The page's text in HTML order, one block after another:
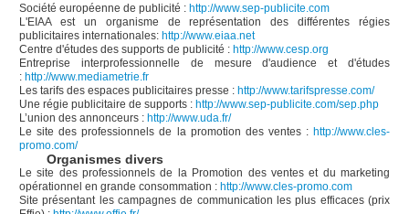
Société européenne de publicité : http://www.sep-publicite.com
L'EIAA est un organisme de représentation des différentes régies
publicitaires internationales: http://www.eiaa.net
Centre d'études des supports de publicité : http://www.cesp.org
Entreprise interprofessionnelle de mesure d'audience et d'études
: http://www.mediametrie.fr
Les tarifs des espaces publicitaires presse : http://www.tarifspresse.com/
Une régie publicitaire de supports : http://www.sep-publicite.com/sep.php
L’union des annonceurs : http://www.uda.fr/
Le site des professionnels de la promotion des ventes : http://www.cles-
promo.com/
Organismes divers
Le site des professionnels de la Promotion des ventes et du marketing
opérationnel en grande consommation : http://www.cles-promo.com
Site présentant les campagnes de communication les plus efficaces (prix